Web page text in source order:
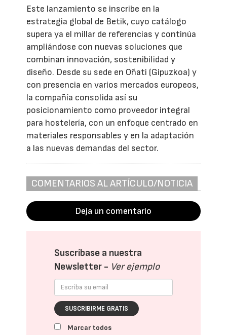
Este lanzamiento se inscribe en la
estrategia global de Betik, cuyo catálogo
supera ya el millar de referencias y continúa
ampliándose con nuevas soluciones que
combinan innovación, sostenibilidad y
diseño. Desde su sede en Oñati (Gipuzkoa) y
con presencia en varios mercados europeos,
la compañía consolida así su
posicionamiento como proveedor integral
para hostelería, con un enfoque centrado en
materiales responsables y en la adaptación
a las nuevas demandas del sector.
COMENTARIOS AL ARTÍCULO/NOTICIA
Deja un comentario
Suscríbase a nuestra
Newsletter - Ver ejemplo
SUSCRIBIRME GRATIS
Marcar todos